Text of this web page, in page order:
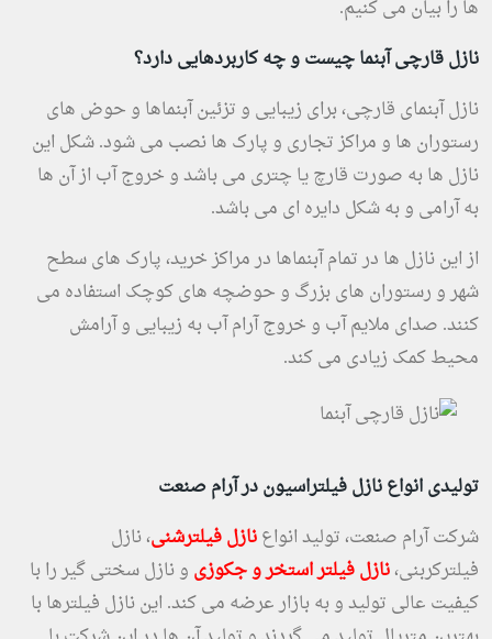
ها را بیان می کنیم.
نازل قارچی آبنما چیست و چه کاربردهایی دارد؟
نازل آبنمای قارچی، برای زیبایی و تزئین آبنماها و حوض های
رستوران ها و مراکز تجاری و پارک ها نصب می شود. شکل این
نازل ها به صورت قارچ یا چتری می باشد و خروج آب از آن ها
به آرامی و به شکل دایره ای می باشد.
از این نازل ها در تمام آبنماها در مراکز خرید، پارک های سطح
شهر و رستوران های بزرگ و حوضچه های کوچک استفاده می
کنند. صدای ملایم آب و خروج آرام آب به زیبایی و آرامش
محیط کمک زیادی می کند.
تولیدی انواع نازل فیلتراسیون در آرام صنعت
شرکت آرام صنعت، تولید انواعنازل فیلترشنی، نازل
فیلترکربنی،نازل فیلتر استخر و جکوزی و نازل سختی گیر را با
کیفیت عالی تولید و به بازار عرضه می کند. این نازل فیلترها با